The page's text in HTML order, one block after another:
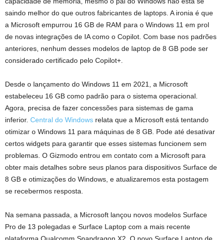
saindo melhor do que outros fabricantes de laptops. A ironia é que
a Microsoft empurrou 16 GB de RAM para o Windows 11 em prol
de novas integrações de IA como o Copilot. Com base nos padrões
anteriores, nenhum desses modelos de laptop de 8 GB pode ser
considerado certificado pelo Copilot+.
Desde o lançamento do Windows 11 em 2021, a Microsoft
estabeleceu 16 GB como padrão para o sistema operacional.
Agora, precisa de fazer concessões para sistemas de gama
inferior. Central do Windows relata que a Microsoft está tentando
otimizar o Windows 11 para máquinas de 8 GB. Pode até desativar
certos widgets para garantir que esses sistemas funcionem sem
problemas. O Gizmodo entrou em contato com a Microsoft para
obter mais detalhes sobre seus planos para dispositivos Surface de
8 GB e otimizações do Windows, e atualizaremos esta postagem
se recebermos resposta.
Na semana passada, a Microsoft lançou novos modelos Surface
Pro de 13 polegadas e Surface Laptop com a mais recente
plataforma Qualcomm Snapdragon X2. O novo Surface Laptop de